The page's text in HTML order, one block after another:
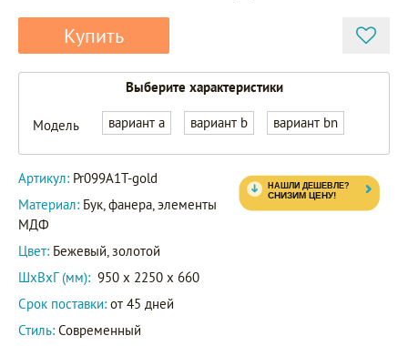
Купить
Выберите характеристики
Модель вариант a вариант b вариант bn
Артикул: Pr099A1T-gold
Материал: Бук, фанера, элементы
МДФ
Цвет: Бежевый, золотой
ШxВxГ (мм): 950 x 2250 x 660
Срок поставки: от 45 дней
Стиль: Современный